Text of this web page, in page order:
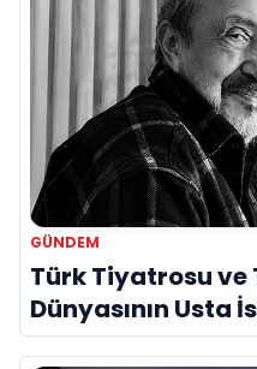
GÜNDEM
Türk Tiyatrosu ve
Dünyasının Usta
Hayatını Kaybetti